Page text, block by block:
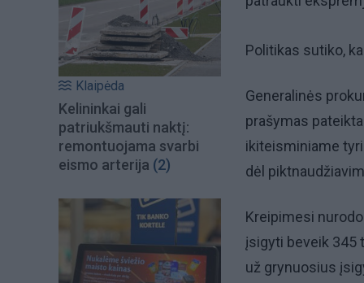
Klaipėda
Kelininkai gali
patriukšmauti naktį:
remontuojama svarbi
eismo arterija (2)
Politikas sutiko,
Generalinės
prašymas
ikiteisminiame
dėl
Kreipimesi
įsigyti beveik 345
už grynuosius